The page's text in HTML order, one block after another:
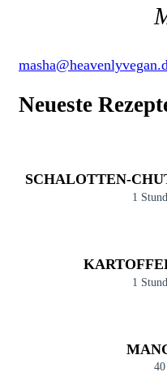
Neueste
SCHALOTTEN-
1
1